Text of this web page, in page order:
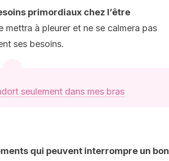
primordiaux chez l’être
mettra à pleurer et ne se calmera pas
ses besoins.
seulement dans mes bras
qui peuvent interrompre un bon